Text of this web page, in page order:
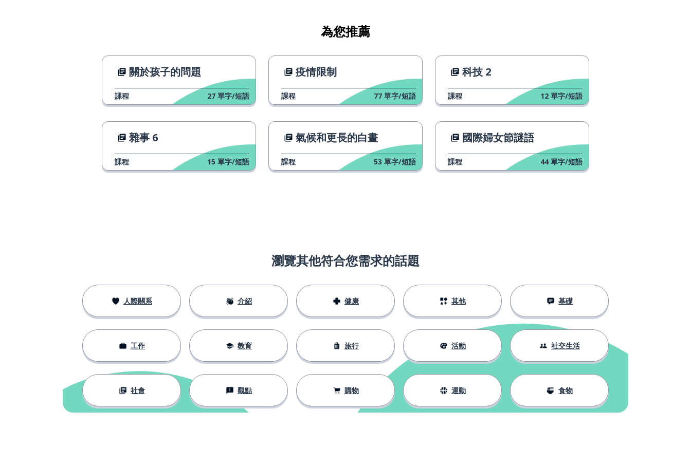
為您推薦
關於孩子的問題
課程 27 單字/短語
疫情限制
課程 77 單字/短語
科技 2
課程 12 單字/短語
雜事 6
課程 15 單字/短語
氣候和更長的白晝
課程 53 單字/短語
國際婦女節謎語
課程 44 單字/短語
瀏覽其他符合您需求的話題
人際關系 介紹 健康 其他 基礎
工作 教育 旅行 活動 社交生活
社會 觀點 購物 運動 食物